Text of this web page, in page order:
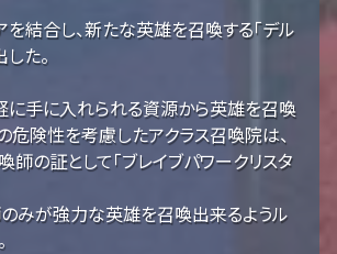
を結合し、新たな英雄を召喚する「デル
た。
に手に入れられる資源から英雄を召喚
危険性を考慮したアクラス召喚院は、
師の証として「ブレイブパワークリスタ
みが強力な英雄を召喚出来るようル